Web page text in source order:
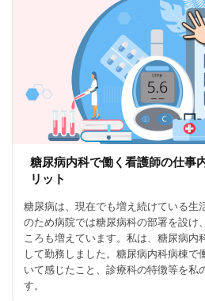
糖尿病内科で働く看護師の仕事
リット
糖尿病は、現在でも増え続けている生
のため病院では糖尿病科の部署を設け
ころも増えています。私は、糖尿病内
して勤務しました。糖尿病内科病棟で
いて感じたこと、診療科の特徴等を私
す。